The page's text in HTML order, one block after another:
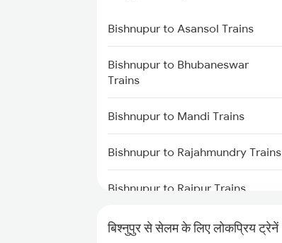
Bishnupur to Bhubaneswar
Salem to Ernakulam Trains
Bishnupur to Asansol Trains
Bishnupur to Bhubaneswar
Trains
Bishnupur to Mandi Trains
Bishnupur to Rajahmundry Trains
Bishnupur to Raipur Trains
Bishnupur to Ahmedabad Trains
बिश्नुपुर से सेलम के लिए लोकप्रिय ट्रेनें